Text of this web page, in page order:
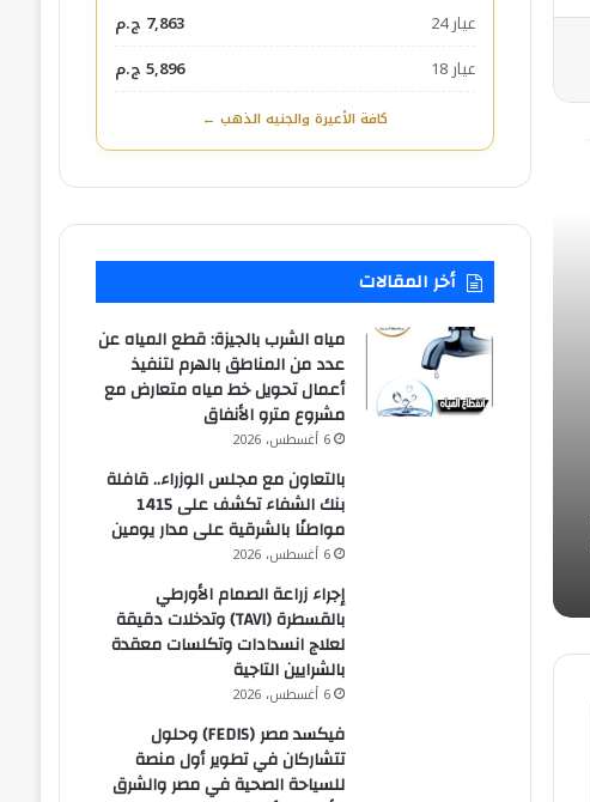
عيار 24
7,863 ج.م
عيار 18
5,896 ج.م
كافة الأعيرة والجنيه الذهب ←
أخر المقالات
مياه الشرب بالجيزة: قطع المياه عن
عدد من المناطق بالهرم لتنفيذ
أعمال تحويل خط مياه متعارض مع
مشروع مترو الأنفاق
6 أغسطس، 2026
بالتعاون مع مجلس الوزراء.. قافلة
بنك الشفاء تكشف على 1415
مواطنًا بالشرقية على مدار يومين
6 أغسطس، 2026
إجراء زراعة الصمام الأورطي
بالقسطرة (TAVI) وتدخلات دقيقة
لعلاج انسدادات وتكلسات معقدة
بالشرايين التاجية
6 أغسطس، 2026
فيكسد مصر (FEDIS) وحلول
تتشاركان في تطوير أول منصة
للسياحة الصحية في مصر والشرق